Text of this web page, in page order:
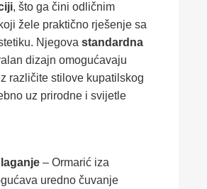
, što ga čini odličnim
žele praktično rješenje sa
Njegova standardna
dizajn omogućavaju
različite stilove kupatilskog
uz prirodne i svijetle
– Ormarić iza
uredno čuvanje